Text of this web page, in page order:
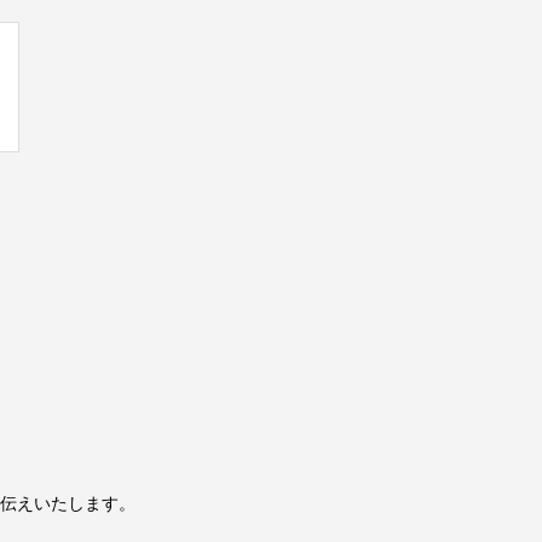
えいたします。